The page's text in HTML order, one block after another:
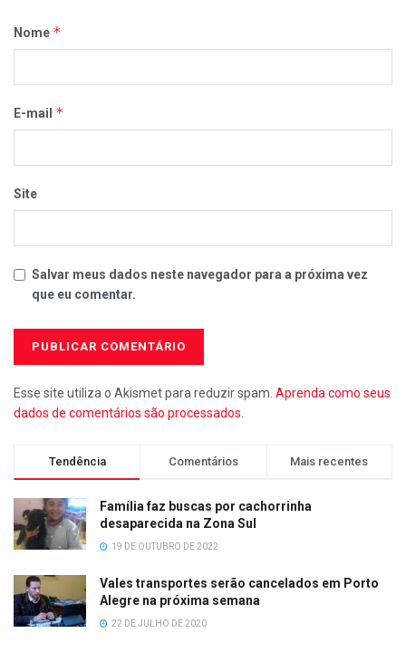
Nome *
E-mail *
Site
Salvar meus dados neste navegador para a próxima vez
que eu comentar.
Esse site utiliza o Akismet para reduzir spam. Aprenda como seus
dados de comentários são processados
Tendência Comentários Mais recentes
Família faz buscas por cachorrinha
desaparecida na Zona Sul
19 DE OUTUBRO DE 2022
Vales transportes serão cancelados em Porto
Alegre na próxima semana
22 DE JULHO DE 2020